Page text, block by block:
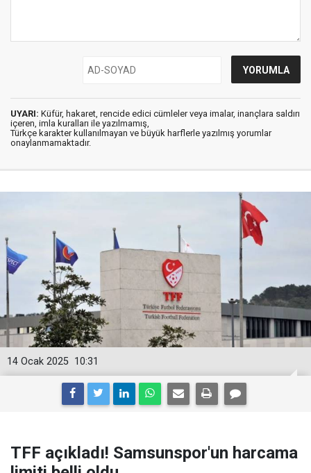
UYARI: Küfür, hakaret, rencide edici cümleler veya imalar, inançlara saldırı
içeren, imla kuralları ile yazılmamış,
Türkçe karakter kullanılmayan ve büyük harflerle yazılmış yorumlar
onaylanmamaktadır.
10:31
14 Ocak 2025
TFF açıkladı! Samsunspor'un harcama